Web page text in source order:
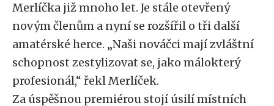
Merlíčka již mnoho let. Je stále otevřený
novým členům a nyní se rozšířil o tři další
amatérské herce. „Naši nováčci mají zvláštní
schopnost zestylizovat se, jako málokterý
profesionál,“ řekl Merlíček.
Za úspěšnou premiérou stojí úsilí místních